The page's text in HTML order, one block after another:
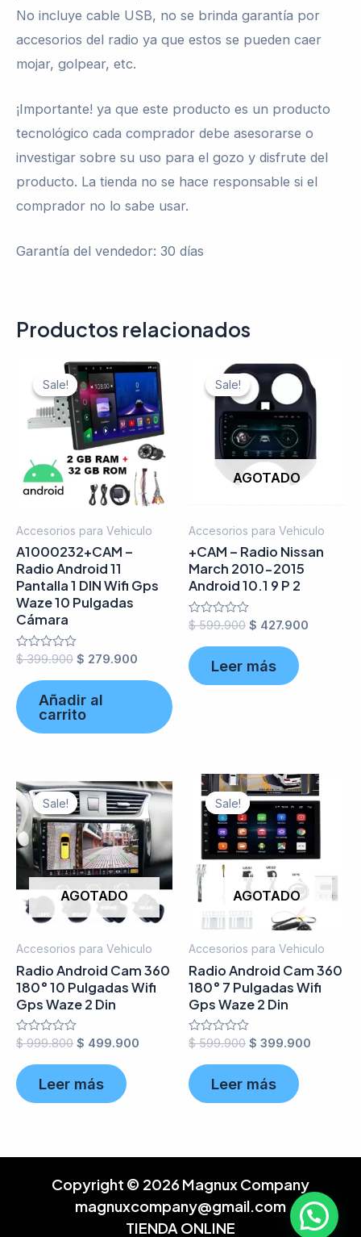
No incluye cable USB, no se brinda garantía por
accesorios del radio ya que estos se pueden caer
mojar, golpear, etc.
¡Importante! ya que este producto es un producto
tecnológico cada comprador debe asesorarse o
investigar sobre su uso para el gozo y disfrute del
producto. La tienda no se hace responsable si el
comprador no lo sabe usar.
Garantía del vendedor: 30 días
Productos relacionados
Sale!
Sale!
Accesorios para Vehiculo
A1000232+CAM –
Radio Android 11
Pantalla 1 DIN Wifi Gps
Waze 10 Pulgadas
Cámara
Valorado
en
de
5
$399.900 $ 279.900
Añadir al
carrito
Sale!
AGOTADO
Sale!
Accesorios para Vehiculo
+CAM – Radio Nissan
March 2010-2015
Android 10.1 9 P 2
Valorado
en
de
5
$599.900 $ 427.900
Leer más
Sale!
AGOTADO
Sale!
Accesorios para Vehiculo
Radio Android Cam 360
180° 10 Pulgadas Wifi
Gps Waze 2 Din
Valorado
en
de
5
$999.800 $ 499.900
Leer más
Sale!
AGOTADO
Sale!
Accesorios para Vehiculo
Radio Android Cam 360
180° 7 Pulgadas Wifi
Gps Waze 2 Din
Valorado
en
de
5
$599.900 $ 399.900
Leer más
Copyright © 2026 Magnux Company
magnuxcompany@gmail.com
TIENDA ONLINE